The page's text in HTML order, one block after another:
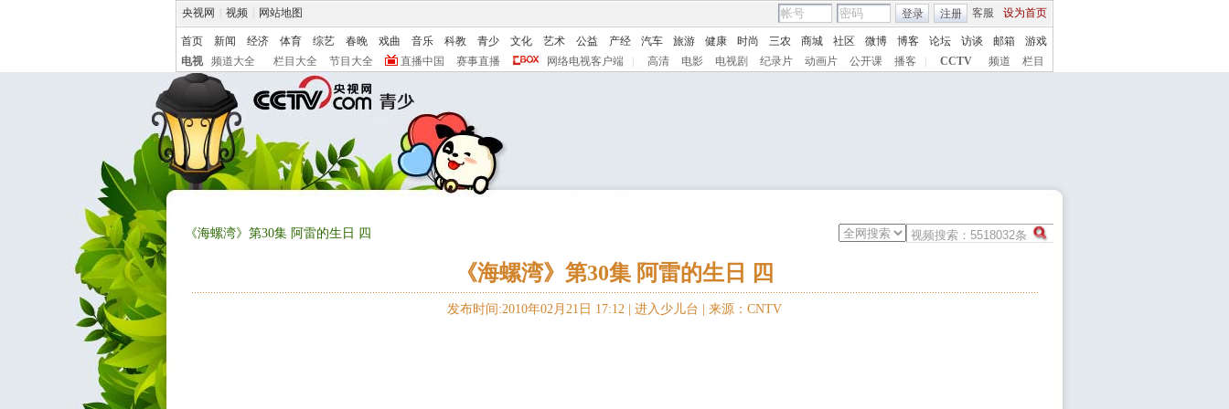
央视网 视频 网站地图 客服 设为首页
登录 注册
首页 新闻 经济 体育 综艺 春晚 戏曲 音乐 科教 青少 文化 艺术 公益 产经 汽车 旅游 健康 时尚 三农 商城 社区 微博 博客 论坛 访谈 邮箱
游戏
电视
频道大全 栏目大全 节目大全 直播中国 赛事直播 网络电视客户端 高清 电影 电视剧 纪录片 动画片 公开课 播客 CCTV 频道 栏目
《海螺湾》第30集 阿雷的生日 四
《海螺湾》第30集 阿雷的生日 四
发布时间:2010年02月21日 17:12 | 进入少儿台 来源：CNTV